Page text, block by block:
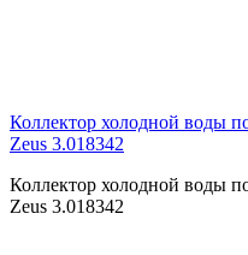
Коллектор холодной воды
Zeus 3.018342
Коллектор холодной воды
Zeus 3.018342